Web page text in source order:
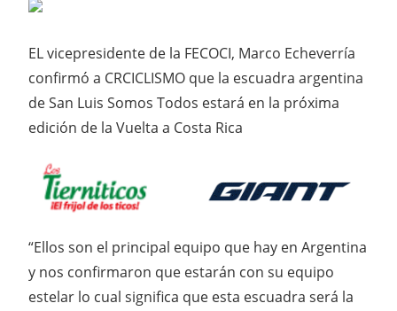
EL vicepresidente de la FECOCI, Marco Echeverría
confirmó a CRCICLISMO que la escuadra argentina
de San Luis Somos Todos estará en la próxima
edición de la Vuelta a Costa Rica
“Ellos son el principal equipo que hay en Argentina
y nos confirmaron que estarán con su equipo
estelar lo cual significa que esta escuadra será la